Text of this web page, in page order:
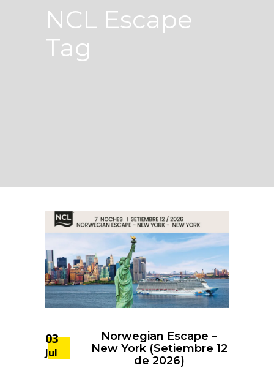
NCL Escape
Tag
03
Jul
Norwegian Escape –
New York (Setiembre 12
de 2026)